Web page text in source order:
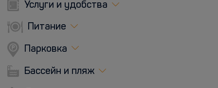
Услуги и удобства
Питание
Парковка
Бассейн и пляж